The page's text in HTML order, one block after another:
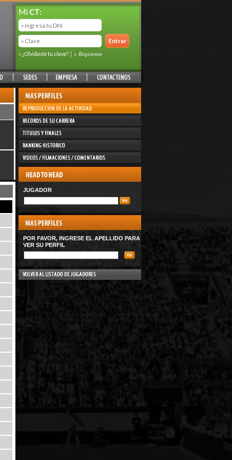
Mi CT:
» ¿Olvidaste tu clave? | » Registrate
JUGADOR
POR FAVOR, INGRESE EL APELLIDO PARA
VER SU PERFIL